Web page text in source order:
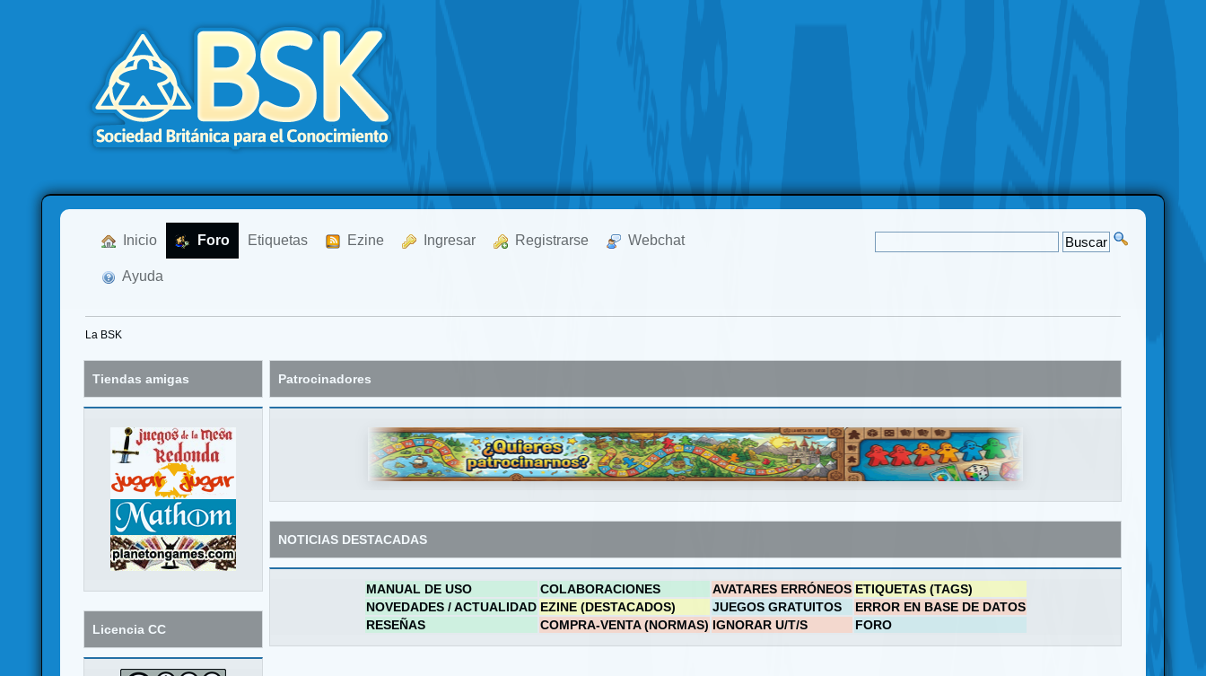
Inicio Foro Etiquetas Ezine Ingresar Registrarse Webchat
Ayuda
La BSK
Tiendas amigas
Licencia CC
Patrocinadores
NOTICIAS DESTACADAS
MANUAL DE USO COLABORACIONES AVATARES ERRÓNEOS ETIQUETAS (TAGS)
NOVEDADES / ACTUALIDAD EZINE (DESTACADOS) JUEGOS GRATUITOS
ERROR EN BASE DE DATOS
RESEÑAS
COMPRA-VENTA (NORMAS) IGNORAR U/T/S FORO